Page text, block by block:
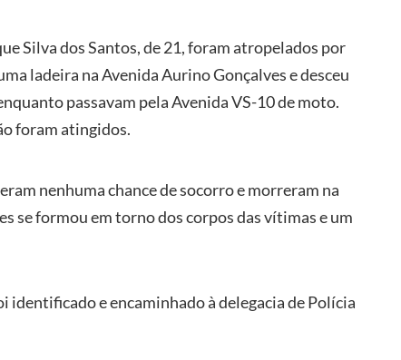
Silva dos Santos, de 21, foram atropelados por
ladeira na Avenida Aurino Gonçalves e desceu
passavam pela Avenida VS-10 de moto.
foram atingidos.
nenhuma chance de socorro e morreram na
se formou em torno dos corpos das vítimas e um
e encaminhado à delegacia de Polícia